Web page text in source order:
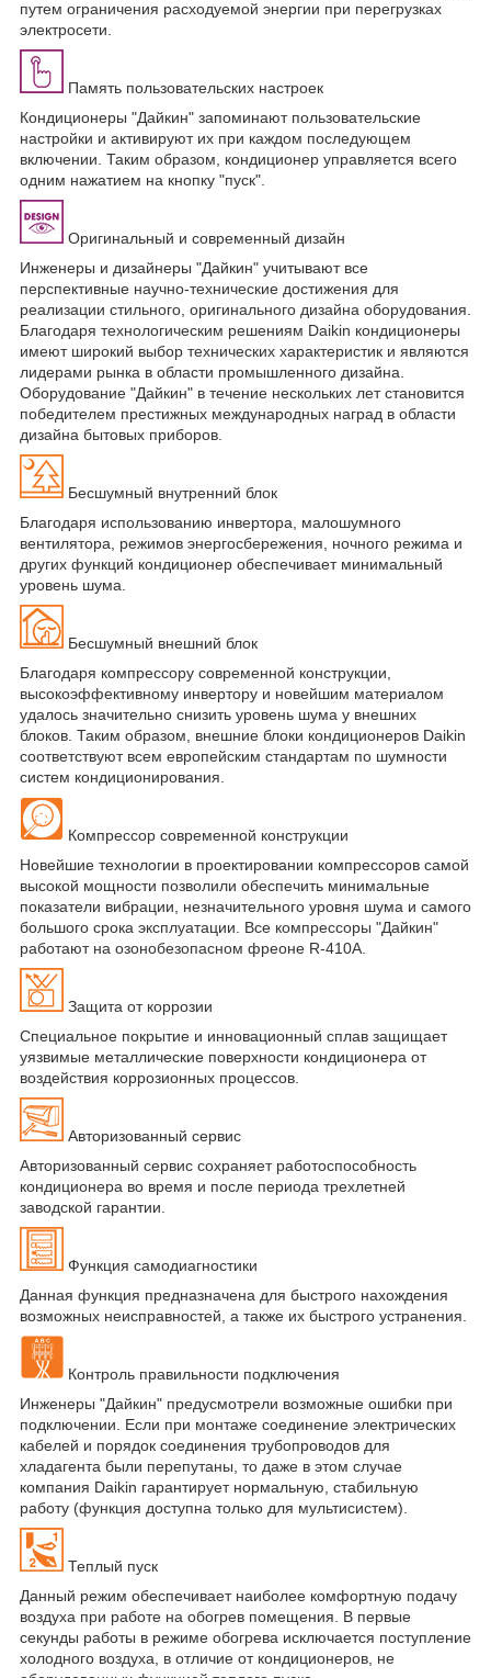
путем ограничения расходуемой энергии при перегрузках
электросети.
Память пользовательских настроек
Кондиционеры "Дайкин" запоминают пользовательские
настройки и активируют их при каждом последующем
включении. Таким образом, кондиционер управляется всего
одним нажатием на кнопку "пуск".
Оригинальный и современный дизайн
Инженеры и дизайнеры "Дайкин" учитывают все
перспективные научно-технические достижения для
реализации стильного, оригинального дизайна оборудования.
Благодаря технологическим решениям Daikin кондиционеры
имеют широкий выбор технических характеристик и являются
лидерами рынка в области промышленного дизайна.
Оборудование "Дайкин" в течение нескольких лет становится
победителем престижных международных наград в области
дизайна бытовых приборов.
Бесшумный внутренний блок
Благодаря использованию инвертора, малошумного
вентилятора, режимов энергосбережения, ночного режима и
других функций кондиционер обеспечивает минимальный
уровень шума.
Бесшумный внешний блок
Благодаря компрессору современной конструкции,
высокоэффективному инвертору и новейшим материалом
удалось значительно снизить уровень шума у внешних
блоков. Таким образом, внешние блоки кондиционеров Daikin
соответствуют всем европейским стандартам по шумности
систем кондиционирования.
Компрессор современной конструкции
Новейшие технологии в проектировании компрессоров самой
высокой мощности позволили обеспечить минимальные
показатели вибрации, незначительного уровня шума и самого
большого срока эксплуатации. Все компрессоры "Дайкин"
работают на озонобезопасном фреоне R-410A.
Защита от коррозии
Специальное покрытие и инновационный сплав защищает
уязвимые металлические поверхности кондиционера от
воздействия коррозионных процессов.
Авторизованный сервис
Авторизованный сервис сохраняет работоспособность
кондиционера во время и после периода трехлетней
заводской гарантии.
Функция самодиагностики
Данная функция предназначена для быстрого нахождения
возможных неисправностей, а также их быстрого устранения.
Контроль правильности подключения
Инженеры "Дайкин" предусмотрели возможные ошибки при
подключении. Если при монтаже соединение электрических
кабелей и порядок соединения трубопроводов для
хладагента были перепутаны, то даже в этом случае
компания Daikin гарантирует нормальную, стабильную
работу (функция доступна только для мультисистем).
Теплый пуск
Данный режим обеспечивает наиболее комфортную подачу
воздуха при работе на обогрев помещения. В первые
секунды работы в режиме обогрева исключается поступление
холодного воздуха, в отличие от кондиционеров, не